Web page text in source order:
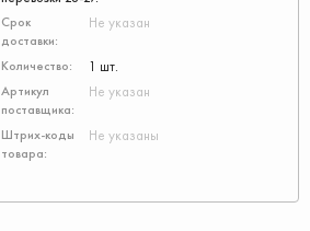
Не указан
1 шт.
Не указан
Не указаны